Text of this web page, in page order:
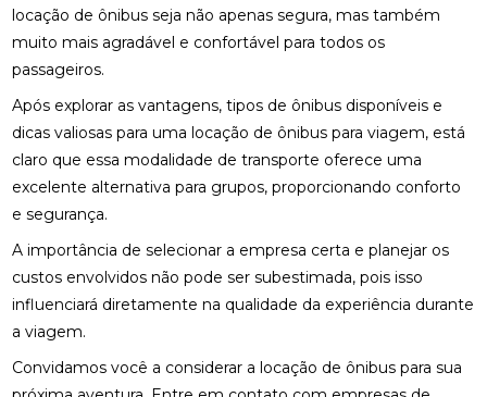
locação de ônibus seja não apenas segura, mas também
muito mais agradável e confortável para todos os
passageiros.
Após explorar as vantagens, tipos de ônibus disponíveis e
dicas valiosas para uma locação de ônibus para viagem, está
claro que essa modalidade de transporte oferece uma
excelente alternativa para grupos, proporcionando conforto
e segurança.
A importância de selecionar a empresa certa e planejar os
custos envolvidos não pode ser subestimada, pois isso
influenciará diretamente na qualidade da experiência durante
a viagem.
Convidamos você a considerar a locação de ônibus para sua